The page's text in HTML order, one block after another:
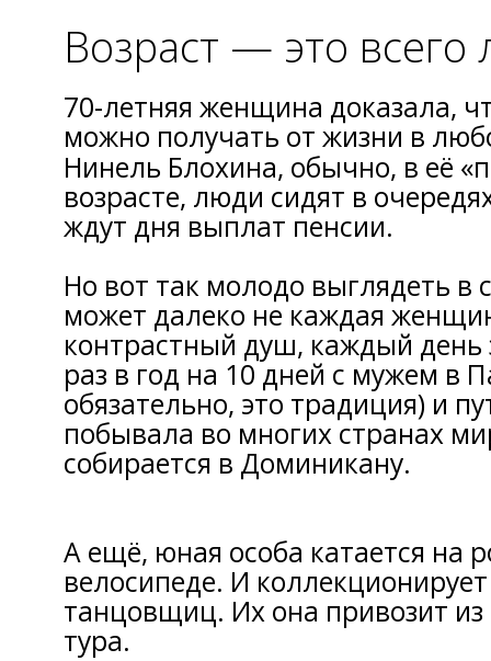
Возраст — это
70-летняя женщина доказала,
можно получать от жизни в
Нинель Блохина, обычно, в её
возрасте, люди сидят в
ждут дня выплат пенсии.
Но вот так молодо выглядеть в
может далеко не каждая
контрастный душ, каждый день
раз в год на 10 дней с мужем в
обязательно, это традиция) и
побывала во многих странах
собирается в Доминикану.
А ещё, юная особа катается на
велосипеде. И коллекционирует
танцовщиц. Их она привозит из
тура.